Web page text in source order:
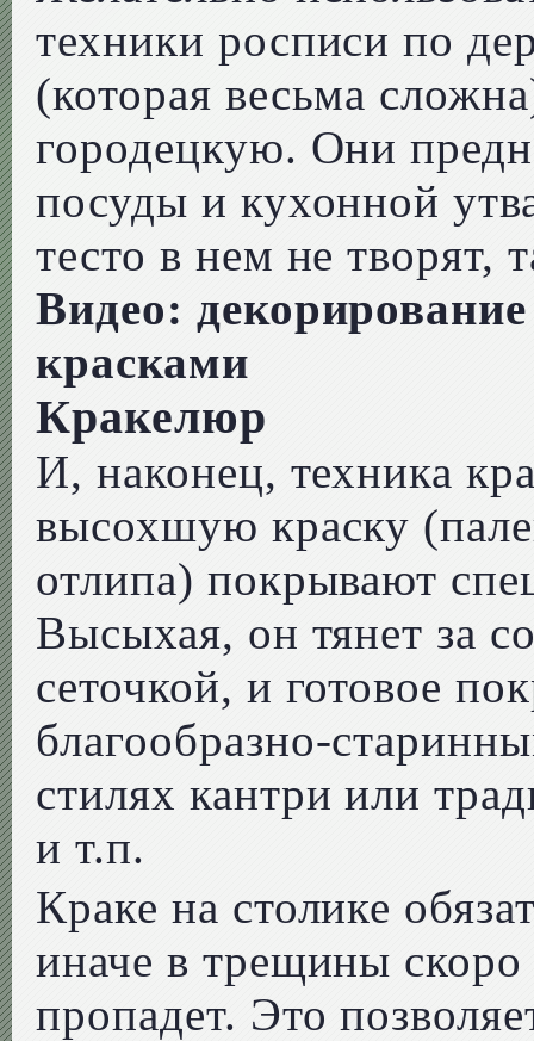
техники росписи по
(которая весьма
городецкую. Они
посуды и кухонной
тесто в нем не творят,
Видео:
красками
Кракелюр
И, наконец, техника
высохшую краску
отлипа) покрывают
Высыхая, он тянет за
сеточкой, и готовое
благообразно-
стилях кантри или
и т.п.
Краке на столике
иначе в трещины скоро
пропадет. Это